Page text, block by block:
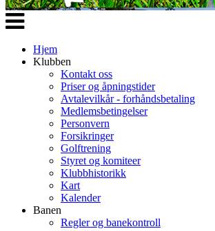
Veksle
navigasjon
Hjem
Klubben
Kontakt oss
Priser og åpningstider
Avtalevilkår - forhåndsbetaling
Medlemsbetingelser
Personvern
Forsikringer
Golftrening
Styret og komiteer
Klubbhistorikk
Kart
Kalender
Banen
Regler og banekontroll